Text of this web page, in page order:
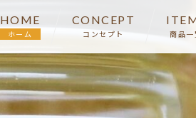
HOME
ホーム
CONCEPT
コンセプト 商品